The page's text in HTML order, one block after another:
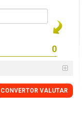
CONVERTOR VALUTAR